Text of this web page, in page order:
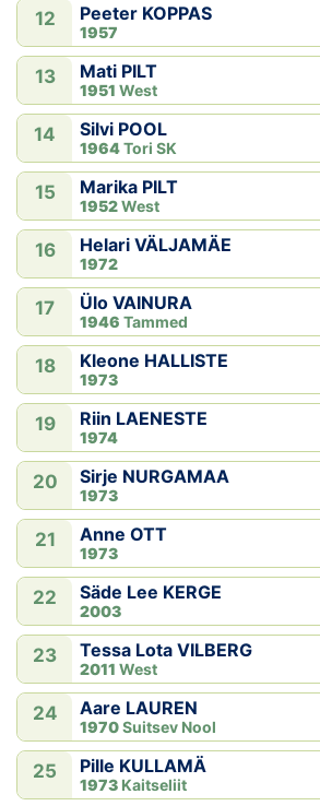
12 Peeter KOPPAS
1957
13 Mati PILT
1951 West
14 Silvi POOL
1964Tori SK
15 Marika PILT
1952West
16 Helari VÄLJAMÄE
1972
17 Ülo VAINURA
1946 Tammed
18 Kleone HALLISTE
1973
19 Riin LAENESTE
1974
20 Sirje NURGAMAA
1973
21 Anne OTT
1973
22 Säde Lee KERGE
2003
23 Tessa Lota VILBERG
2011 West
24 Aare LAUREN
1970Suitsev Nool
25 Pille KULLAMÄ
1973 Kaitseliit